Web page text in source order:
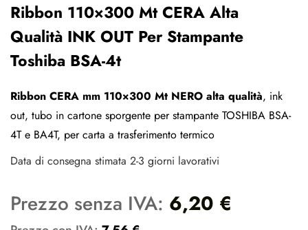
Ribbon 110×300 Mt CERA Alta
Qualità INK OUT Per Stampante
Toshiba BSA-4t
Ribbon CERA mm 110×300 Mt NERO alta qualità, ink
out, tubo in cartone sporgente per stampante TOSHIBA BSA-
4T e BA4T, per carta a trasferimento termico
Data di consegna stimata 2-3 giorni lavorativi
Prezzo senza IVA: 6,20 €